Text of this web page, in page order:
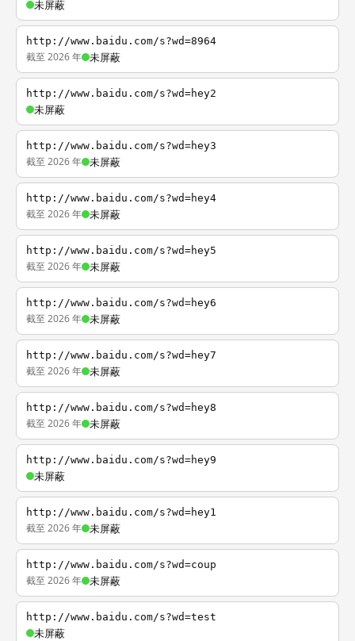
未屏蔽
http://www.baidu.com/s?wd=8964
截至 2026 年 未屏蔽
http://www.baidu.com/s?wd=hey2
未屏蔽
http://www.baidu.com/s?wd=hey3
截至 2026 年 未屏蔽
http://www.baidu.com/s?wd=hey4
截至 2026 年 未屏蔽
http://www.baidu.com/s?wd=hey5
截至 2026 年 未屏蔽
http://www.baidu.com/s?wd=hey6
截至 2026 年 未屏蔽
http://www.baidu.com/s?wd=hey7
截至 2026 年 未屏蔽
http://www.baidu.com/s?wd=hey8
截至 2026 年 未屏蔽
http://www.baidu.com/s?wd=hey9
未屏蔽
http://www.baidu.com/s?wd=hey1
截至 2026 年 未屏蔽
http://www.baidu.com/s?wd=coup
截至 2026 年 未屏蔽
http://www.baidu.com/s?wd=test
未屏蔽